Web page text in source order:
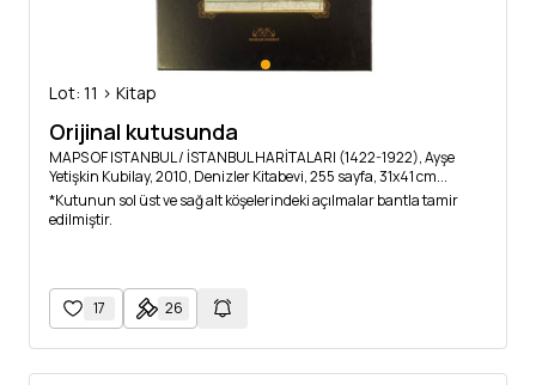
Lot: 11 > Kitap
Orijinal kutusunda
MAPS OF ISTANBUL / İSTANBUL HARİTALARI (1422-1922), Ayşe
Yetişkin Kubilay, 2010, Denizler Kitabevi, 255 sayfa, 31x41 cm...
*Kutunun sol üst ve sağ alt köşelerindeki açılmalar bantla tamir
edilmiştir.
17 26